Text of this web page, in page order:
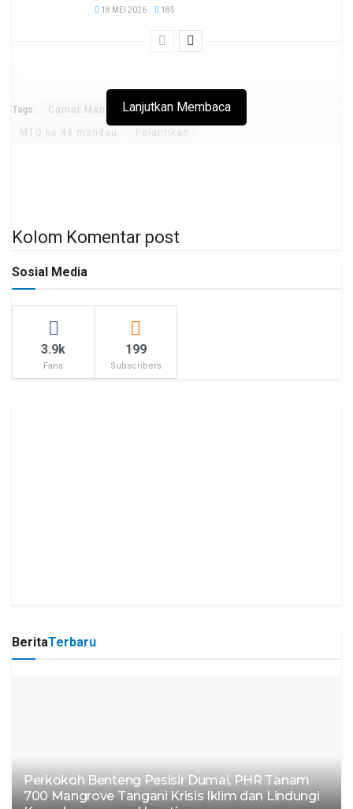
18 MEI 2026 185
Lanjutkan Membaca
Tags: Camat Mandau Dewan Hakim MTQ
MTQ ke 48 mandau Pelantikan
Kolom Komentar post
Sosial Media
3.9k
Fans
199
Subscribers
BeritaTerbaru
Perkokoh Benteng Pesisir Dumai, PHR Tanam
700 Mangrove Tangani Krisis Iklim dan Lindungi